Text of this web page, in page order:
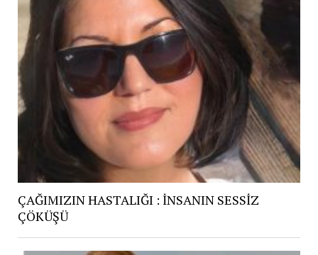
ÇAĞIMIZIN HASTALIĞI : İNSANIN SESSİZ
ÇÖKÜŞÜ